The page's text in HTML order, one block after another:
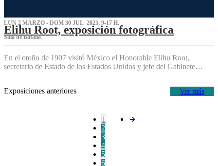
LUN 2 MARZO - DOM 30 JUL 2023, 9-17 H.
Elihu Root, exposición fotográfica
Sala de Batalla
En el otoño de 1907 visitó México el Honorable Elihu Root,
secretario de Estado de los Estados Unidos y jefe del Gabinete…
Ver más
Exposiciones anteriores
1
2
3
4
5
6